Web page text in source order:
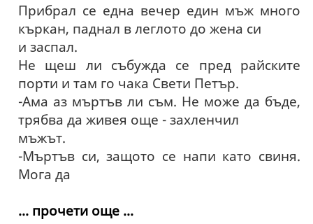
Прибрал се една вечер един мъж много
къркан, паднал в леглото до жена си
и заспал.
Не щеш ли събужда се пред райските
порти и там го чака Свети Петър.
-Ама аз мъртъв ли съм. Не може да бъде,
трябва да живея още - захленчил
мъжът.
-Мъртъв си, защото се напи като свиня.
Мога да
... прочети още ...